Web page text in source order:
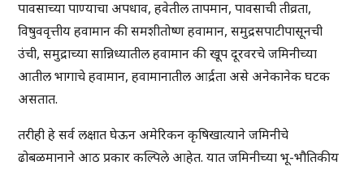
पावसाच्या पाण्याचा अपधाव, हवेतील तापमान, पावसाची तीव्रता,
विषुववृत्तीय हवामान की समशीतोष्ण हवामान, समुद्रसपाटीपासूनची
उंची, समुद्राच्या सान्निध्यातील हवामान की खूप दूरवरचे जमिनीच्या
आतील भागाचे हवामान, हवामानातील आर्द्रता असे अनेकानेक घटक
असतात.
तरीही हे सर्व लक्षात घेऊन अमेरिकन कृषिखात्याने जमिनीचे
ढोबळमानाने आठ प्रकार कल्पिले आहेत. यात जमिनीच्या भू-भौतिकीय